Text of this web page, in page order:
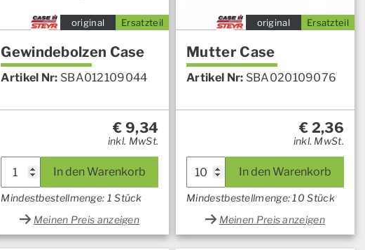
Ersatzteil
original
Gewindebolzen Case
Artikel Nr: SBA012109044
€ 9,34
inkl. MwSt.
In den Warenkorb
Mindestbestellmenge: 1 Stück
Meinen Preis anzeigen
Ersatzteil
original
Mutter Case
Artikel Nr: SBA020109076
€ 2,36
inkl. MwSt.
In den Warenkorb
Mindestbestellmenge: 10 Stück
Meinen Preis anzeigen